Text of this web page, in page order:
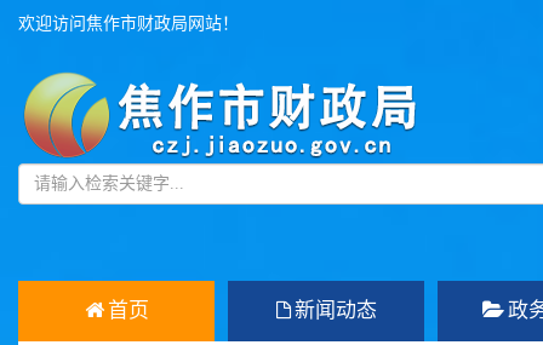
欢迎访问焦作市财政局网站！
首页 新闻动态 政